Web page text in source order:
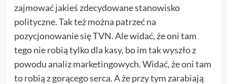
zajmować jakieś zdecydowane stanowisko
polityczne. Tak też można patrzeć na
pozycjonowanie się TVN. Ale widać, że oni tam
tego nie robią tylko dla kasy, bo im tak wyszło z
powodu analiz marketingowych. Widać, że oni tam
to robią z gorącego serca. A że przy tym zarabiają